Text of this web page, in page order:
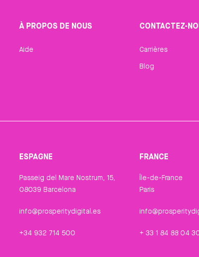
À PROPOS DE NOUS
Aide
CONTACTEZ-
Carrières
Blog
ESPAGNE
Passeig del Mare Nostrum, 15,
08039 Barcelona
info@prosperitydigital.es
+34 932 714 500
FRANCE
Île-de-France
Paris
+ 33 1 84 88 04